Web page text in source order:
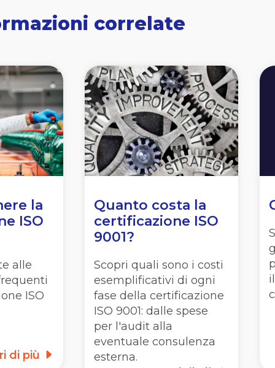
correlate
la
ISO
alle
ISO
di più
Quanto costa la
certificazione ISO
9001?
Scopri quali sono i costi
esemplificativi di ogni
fase della certificazione
ISO 9001: dalle spese
per l'audit alla
eventuale consulenza
esterna.